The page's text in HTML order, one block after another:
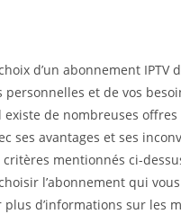
d’un abonnement IPTV
personnelles et de vos
existe de nombreuses
ses avantages et ses
mentionnés ci-
l’abonnement qui
plus d’informations sur les